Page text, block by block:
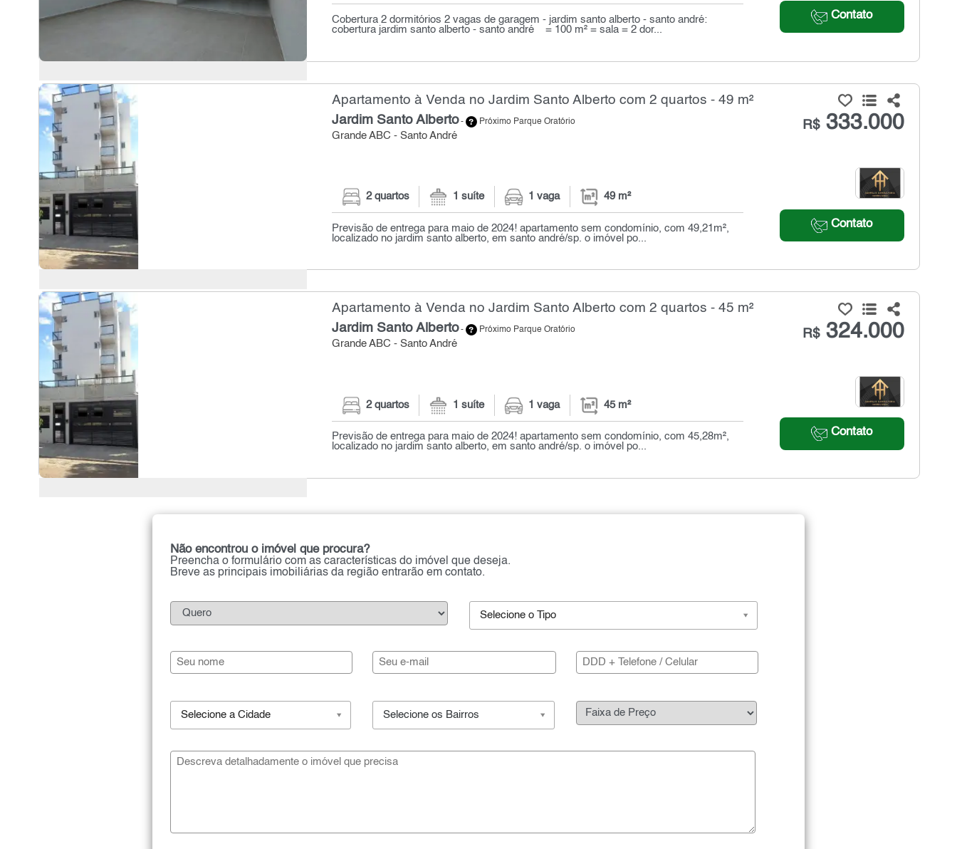
Contato
Cobertura 2 dormitórios 2 vagas de garagem - jardim santo alberto - santo andré:
cobertura jardim santo alberto - santo andré = 100 m² = sala = 2 dor...
Apartamento à Venda no Jardim Santo Alberto com 2 quartos - 49 m²
Jardim Santo Alberto- Próximo Parque Oratório
Grande ABC - Santo André
R$333.000
Contato
2 quartos 1 suíte 1 vaga 49 m²
Previsão de entrega para maio de 2024! apartamento sem condomínio, com 49,21m²,
localizado no jardim santo alberto, em santo andré/sp. o imóvel po...
Apartamento à Venda no Jardim Santo Alberto com 2 quartos - 45 m²
Jardim Santo Alberto- Próximo Parque Oratório
Grande ABC - Santo André
R$324.000
Contato
2 quartos 1 suíte 1 vaga 45 m²
Previsão de entrega para maio de 2024! apartamento sem condomínio, com 45,28m²,
localizado no jardim santo alberto, em santo andré/sp. o imóvel po...
Não encontrou o imóvel que procura?
Preencha o formulário com as características do imóvel que deseja.
Breve as principais imobiliárias da região entrarão em contato.
Selecione o Tipo
Selecione a Cidade Selecione os Bairros